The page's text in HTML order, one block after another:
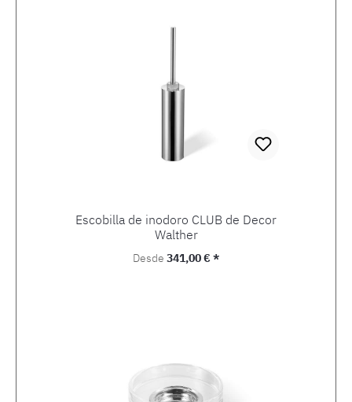
Escobilla de inodoro CLUB de Decor
Walther
Precio normal:
Desde 341,00 € *